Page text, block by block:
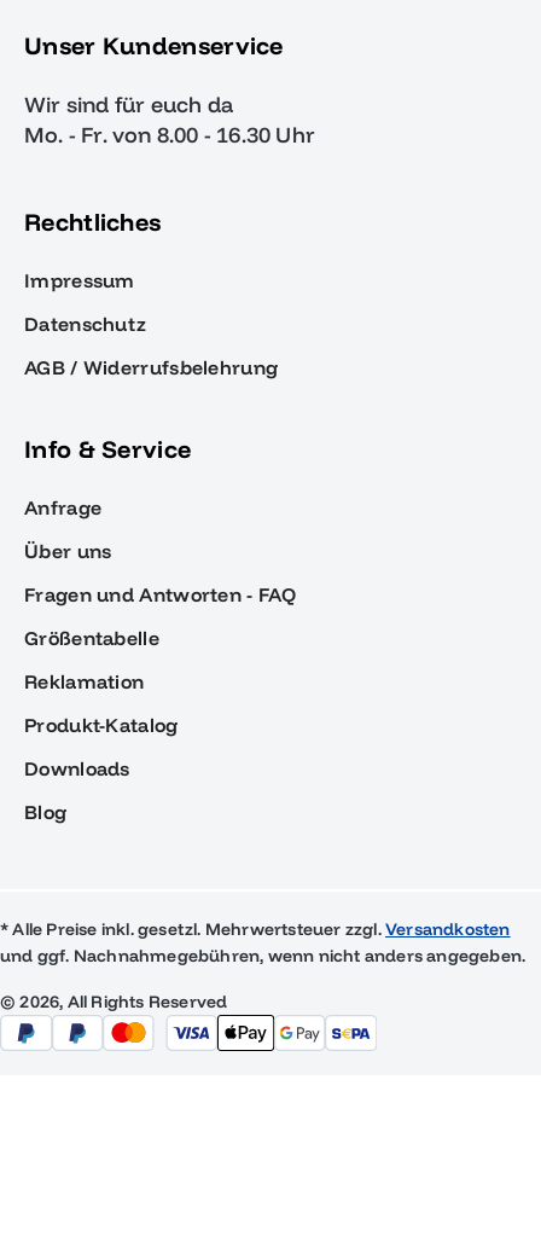
Unser Kundenservice
Wir sind für euch da
Mo. - Fr. von 8.00 - 16.30 Uhr
Rechtliches
Impressum
Datenschutz
AGB / Widerrufsbelehrung
Info & Service
Anfrage
Über uns
Fragen und Antworten - FAQ
Größentabelle
Reklamation
Produkt-Katalog
Downloads
Blog
* Alle Preise inkl. gesetzl. Mehrwertsteuer zzgl.Versandkosten
und ggf. Nachnahmegebühren, wenn nicht anders angegeben.
© 2026, All Rights Reserved